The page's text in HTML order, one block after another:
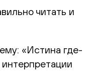
читать и
«Истина где-